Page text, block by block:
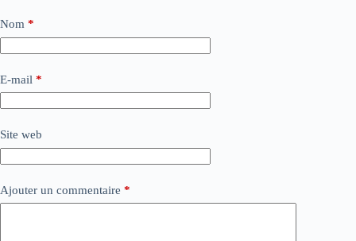
Nom *
E-mail *
Site web
Ajouter un commentaire *